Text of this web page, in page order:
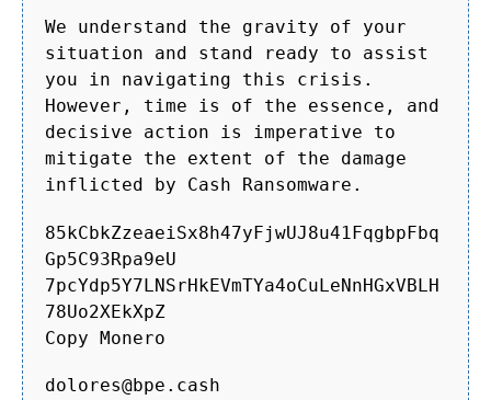
We understand the gravity of your
situation and stand ready to assist
you in navigating this crisis.
However, time is of the essence, and
decisive action is imperative to
mitigate the extent of the damage
inflicted by Cash Ransomware.
85kCbkZzeaeiSx8h47yFjwUJ8u41FqgbpFbq
Gp5C93Rpa9eU
7pcYdp5Y7LNSrHkEVmTYa4oCuLeNnHGxVBLH
78Uo2XEkXpZ
Copy Monero
dolores@bpe.cash